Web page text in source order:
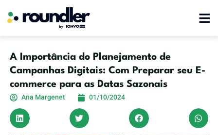
A Importância do Planejamento de
Campanhas Digitais: Com Preparar seu E-
commerce para as Datas Sazonais
Ana Margenet 01/10/2024